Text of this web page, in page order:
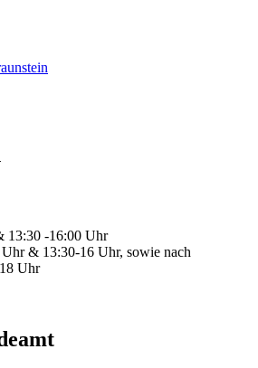
13:30 -16:00 Uhr
& 13:30-16 Uhr, sowie nach
Uhr